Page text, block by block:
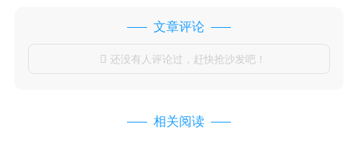
文章评论
 还没有人评论过，赶快抢沙发吧！
相关阅读